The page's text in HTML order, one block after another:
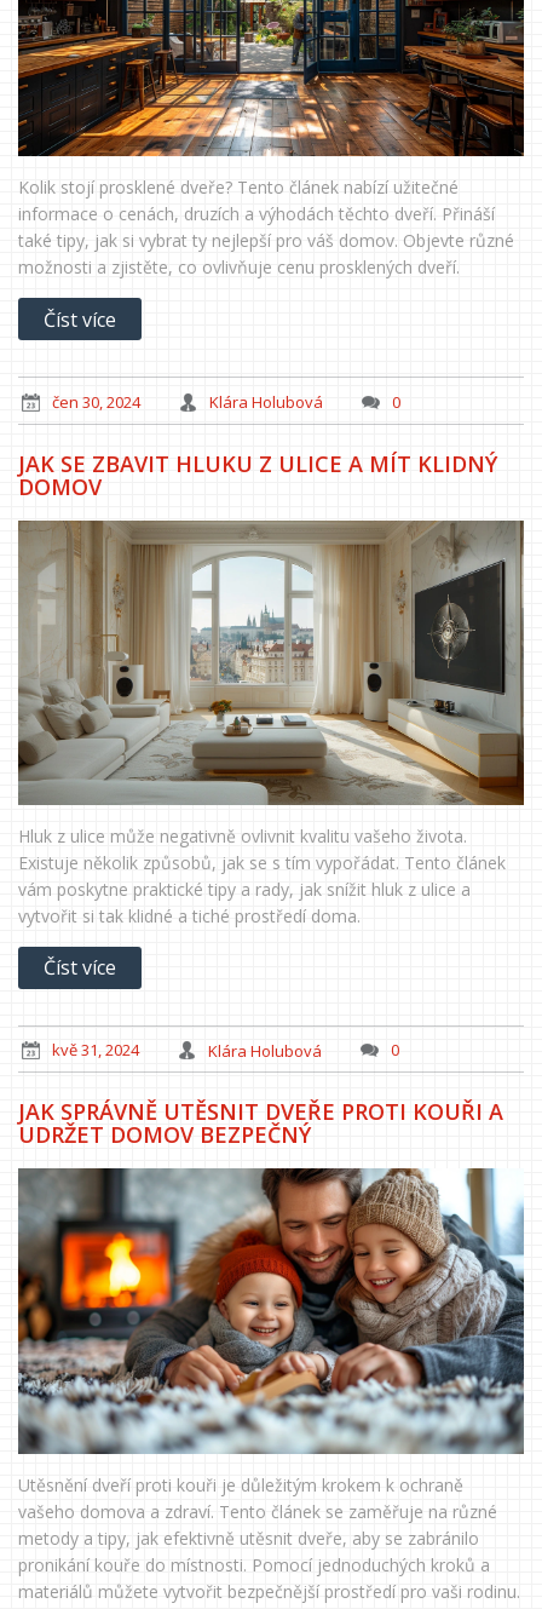
Kolik stojí prosklené dveře? Tento článek nabízí užitečné
informace o cenách, druzích a výhodách těchto dveří. Přináší
také tipy, jak si vybrat ty nejlepší pro váš domov. Objevte různé
možnosti a zjistěte, co ovlivňuje cenu prosklených dveří.
Číst více
čen 30, 2024 Klára Holubová 0
JAK SE ZBAVIT HLUKU Z ULICE A MÍT KLIDNÝ
DOMOV
Hluk z ulice může negativně ovlivnit kvalitu vašeho života.
Existuje několik způsobů, jak se s tím vypořádat. Tento článek
vám poskytne praktické tipy a rady, jak snížit hluk z ulice a
vytvořit si tak klidné a tiché prostředí doma.
Číst více
kvě 31, 2024 Klára Holubová 0
JAK SPRÁVNĚ UTĚSNIT DVEŘE PROTI KOUŘI A
UDRŽET DOMOV BEZPEČNÝ
Utěsnění dveří proti kouři je důležitým krokem k ochraně
vašeho domova a zdraví. Tento článek se zaměřuje na různé
metody a tipy, jak efektivně utěsnit dveře, aby se zabránilo
pronikání kouře do místnosti. Pomocí jednoduchých kroků a
materiálů můžete vytvořit bezpečnější prostředí pro vaši rodinu.